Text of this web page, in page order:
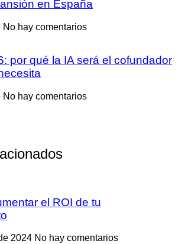
en España
No hay comentarios
por qué la IA será el cofundador
No hay comentarios
el ROI de tu
2024 No hay comentarios